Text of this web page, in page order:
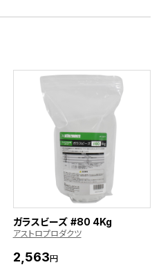
ガラスビーズ #80 4Kg
アストロプロダクツ
2,563円